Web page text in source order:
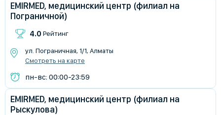
EMIRMED, медицинский центр (филиал на
Пограничной)
4.0 Рейтинг
ул. Пограничная, 1/1, Алматы
Смотреть на карте
пн-вс: 00:00-23:59
EMIRMED, медицинский центр (филиал на
Рыскулова)